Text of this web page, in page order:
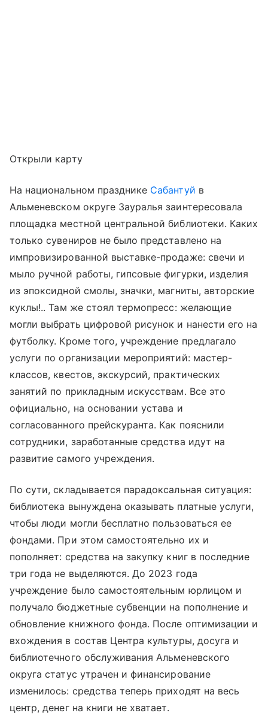
Открыли карту
На национальном празднике Сабантуй в
Альменевском округе Зауралья заинтересовала
площадка местной центральной библиотеки. Каких
только сувениров не было представлено на
импровизированной выставке-продаже: свечи и
мыло ручной работы, гипсовые фигурки, изделия
из эпоксидной смолы, значки, магниты, авторские
куклы!.. Там же стоял термопресс: желающие
могли выбрать цифровой рисунок и нанести его на
футболку. Кроме того, учреждение предлагало
услуги по организации мероприятий: мастер-
классов, квестов, экскурсий, практических
занятий по прикладным искусствам. Все это
официально, на основании устава и
согласованного прейскуранта. Как пояснили
сотрудники, заработанные средства идут на
развитие самого учреждения.
По сути, складывается парадоксальная ситуация:
библиотека вынуждена оказывать платные услуги,
чтобы люди могли бесплатно пользоваться ее
фондами. При этом самостоятельно их и
пополняет: средства на закупку книг в последние
три года не выделяются. До 2023 года
учреждение было самостоятельным юрлицом и
получало бюджетные субвенции на пополнение и
обновление книжного фонда. После оптимизации и
вхождения в состав Центра культуры, досуга и
библиотечного обслуживания Альменевского
округа статус утрачен и финансирование
изменилось: средства теперь приходят на весь
центр, денег на книги не хватает.